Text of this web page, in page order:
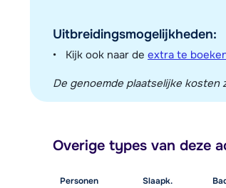
Uitbreidingsmogelijkheden:
Kijk ook naar de extra te
De genoemde plaatselijke kosten
Overige types van deze
Personen Slaapk.